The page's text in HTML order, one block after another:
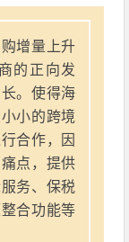
增量上升
的正向发
。使得海
小的跨境
合作，因
点，提供
务、保税
合功能等